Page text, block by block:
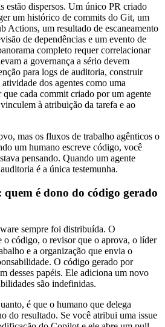
estão dispersos. Um único PR criado
um histórico de commits do Git, um
um resultado de escaneamento
de dependências e um evento de
completo requer correlacionar
a governança a sério devem
para logs de auditoria, construir
dos agentes como uma
cada commit criado por um agente
à atribuição da tarefa e ao
mas os fluxos de trabalho agênticos o
um humano escreve código, você
pensando. Quando um agente
é a única testemunha.
quem é dono do código gerado
sempre foi distribuída. O
o código, o revisor que o aprova, o líder
e a organização que envia o
O código gerado por
desses papéis. Ele adiciona um novo
são indefinidas.
é que o humano que delega
do resultado. Se você atribui uma issue